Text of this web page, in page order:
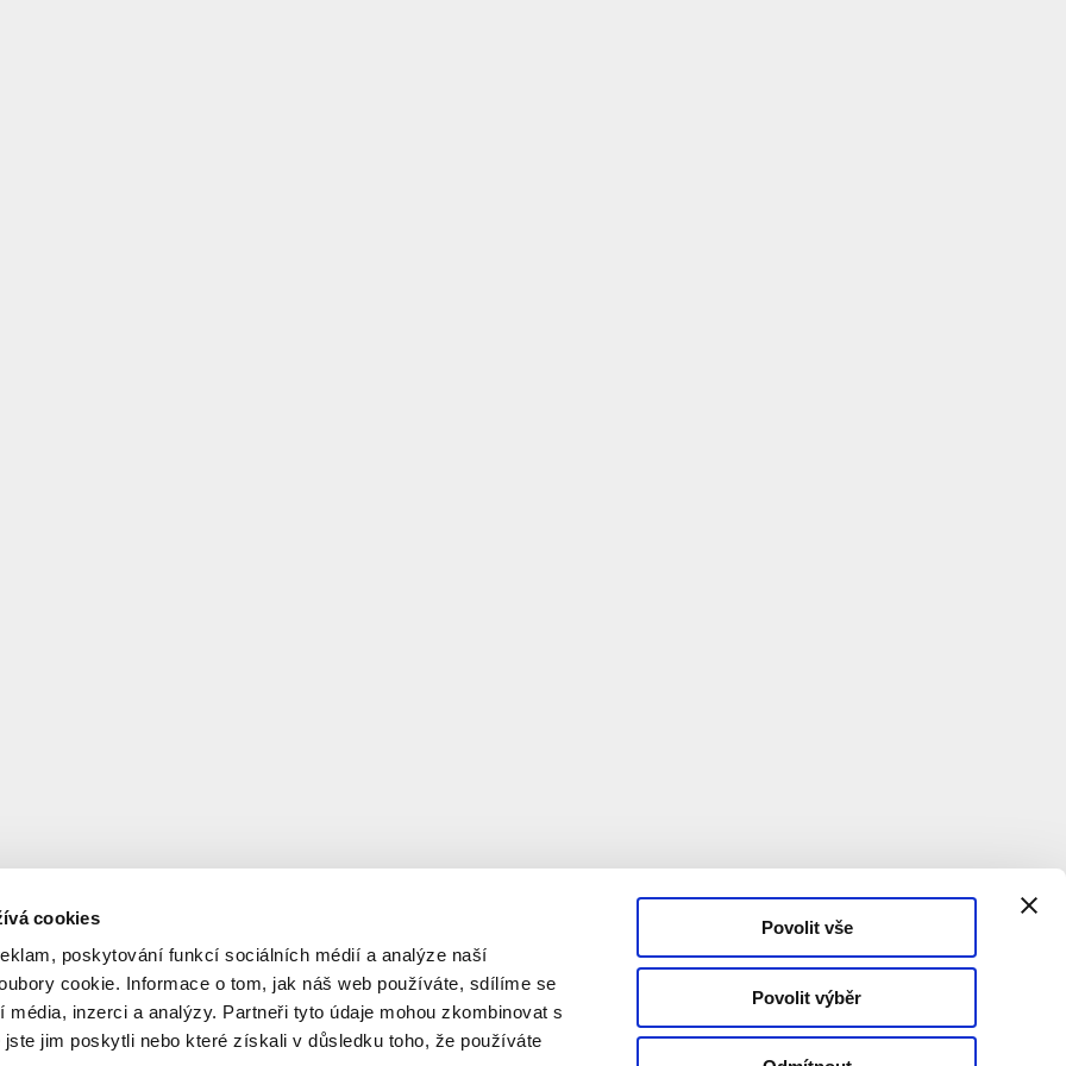
cookies
poskytování funkcí sociálních médií a analýze naší
cookie. Informace o tom, jak náš web používáte, sdílíme se
inzerci a analýzy. Partneři tyto údaje mohou zkombinovat s
jim poskytli nebo které získali v důsledku toho, že používáte
Povolit vše
Povolit výběr